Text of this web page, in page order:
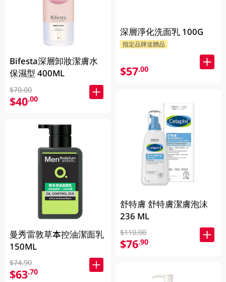
Bifesta深層卸妝潔膚水
保濕型 400ML
$70.00
$40.00
曼秀雷敦草本控油潔面乳
150ML
$74.90
$63.70
深層淨化洗面乳 100G
指定品牌送贈品
$57.00
舒特膚 舒特膚潔膚泡沫
236 ML
$110.00
$76.90